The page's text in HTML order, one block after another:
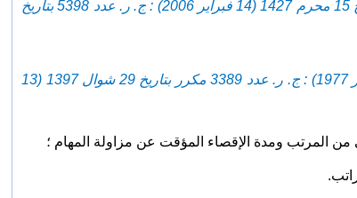
- ( نسخ بالمادة الأولى من القانون رقم 05-37 الصادر بتنفيذه الظهير الشريف رقم 08-06-1 بتاريخ 15 محرم 1427 (14 فبراير 2006) : ج. ر. عدد 5398 بتاريخ
- (غير بالفصل 2 من الظهير الشريف بمثابة قانون رقم 316-77-1 بتاريخ 20 شوال 1397 (4 أكتوبر 1977) : ج. ر. عدد 3389 مكرر بتاريخ 29 شوال 1397 (13